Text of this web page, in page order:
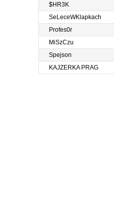
$HR3K
SeLeceWKlapkach
Profes0r
MiSzCzu
Spejson
KAJZERKA PRAG